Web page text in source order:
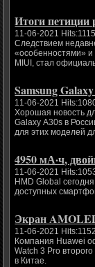
Итоги
11-06-2021
Следствием
«особенностями»
MIUI, стал
Samsung
11-06-2021
Хорошая новость
Galaxy A30s в
для этих моделей
4950 мА·ч,
11-06-2021
HMD Global
доступных
Экран
11-06-2021
Компания Huawei
Watch 3 Pro
в Китае.